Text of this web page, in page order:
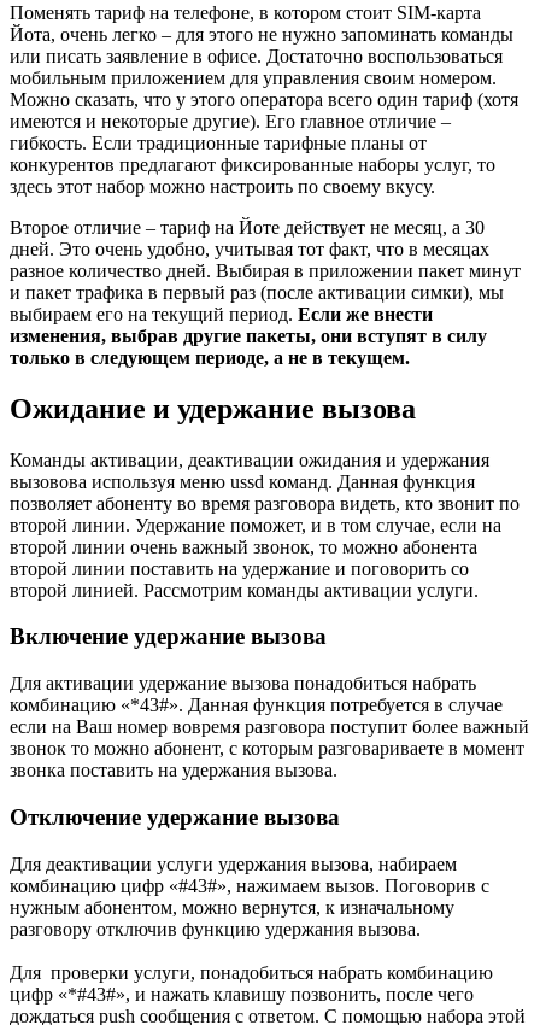
Поменять тариф на телефоне, в котором стоит SIM-карта
Йота, очень легко – для этого не нужно запоминать команды
или писать заявление в офисе. Достаточно воспользоваться
мобильным приложением для управления своим номером.
Можно сказать, что у этого оператора всего один тариф (хотя
имеются и некоторые другие). Его главное отличие –
гибкость. Если традиционные тарифные планы от
конкурентов предлагают фиксированные наборы услуг, то
здесь этот набор можно настроить по своему вкусу.
Второе отличие – тариф на Йоте действует не месяц, а 30
дней. Это очень удобно, учитывая тот факт, что в месяцах
разное количество дней. Выбирая в приложении пакет минут
и пакет трафика в первый раз (после активации симки), мы
выбираем его на текущий период. Если же внести
изменения, выбрав другие пакеты, они вступят в силу
только в следующем периоде, а не в текущем.
Ожидание и удержание вызова
Команды активации, деактивации ожидания и удержания
вызовова используя меню ussd команд. Данная функция
позволяет абоненту во время разговора видеть, кто звонит по
второй линии. Удержание поможет, и в том случае, если на
второй линии очень важный звонок, то можно абонента
второй линии поставить на удержание и поговорить со
второй линией. Рассмотрим команды активации услуги.
Включение удержание вызова
Для активации удержание вызова понадобиться набрать
комбинацию «*43#». Данная функция потребуется в случае
если на Ваш номер вовремя разговора поступит более важный
звонок то можно абонент, с которым разговариваете в момент
звонка поставить на удержания вызова.
Отключение удержание вызова
Для деактивации услуги удержания вызова, набираем
комбинацию цифр «#43#», нажимаем вызов. Поговорив с
нужным абонентом, можно вернутся, к изначальному
разговору отключив функцию удержания вызова.
Для проверки услуги, понадобиться набрать комбинацию
цифр «*#43#», и нажать клавишу позвонить, после чего
дождаться push сообщения с ответом. С помощью набора этой